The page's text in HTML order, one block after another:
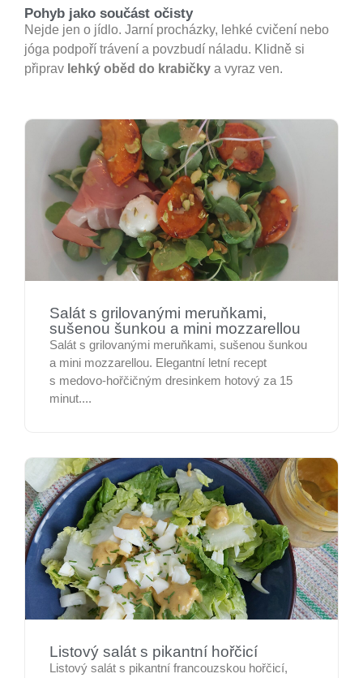
Pohyb jako součást očisty
Nejde jen o jídlo. Jarní procházky, lehké cvičení nebo
jóga podpoří trávení a povzbudí náladu. Klidně si
připrav lehký oběd do krabičky a vyraz ven.
Salát s grilovanými meruňkami,
sušenou šunkou a mini mozzarellou
Salát s grilovanými meruňkami, sušenou šunkou
a mini mozzarellou. Elegantní letní recept
s medovo-hořčičným dresinkem hotový za 15
minut....
Listový salát s pikantní hořčicí
Listový salát s pikantní francouzskou hořčicí,